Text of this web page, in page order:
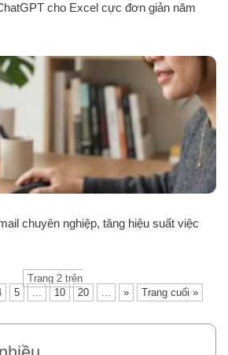
cho Excel cực đơn giản năm
chuyên nghiệp, tăng hiệu suất việc
Trang 2 trên
5 ... 10 20 ... » Trang cuối »